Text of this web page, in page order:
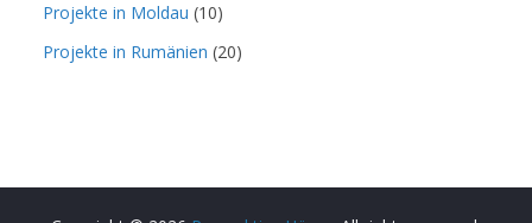
Projekte in Moldau (10)
Projekte in Rumänien (20)